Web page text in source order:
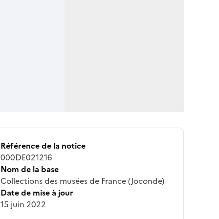
Référence de la notice
000DE021216
Nom de la base
Collections des musées de France (Joconde)
Date de mise à jour
15 juin 2022